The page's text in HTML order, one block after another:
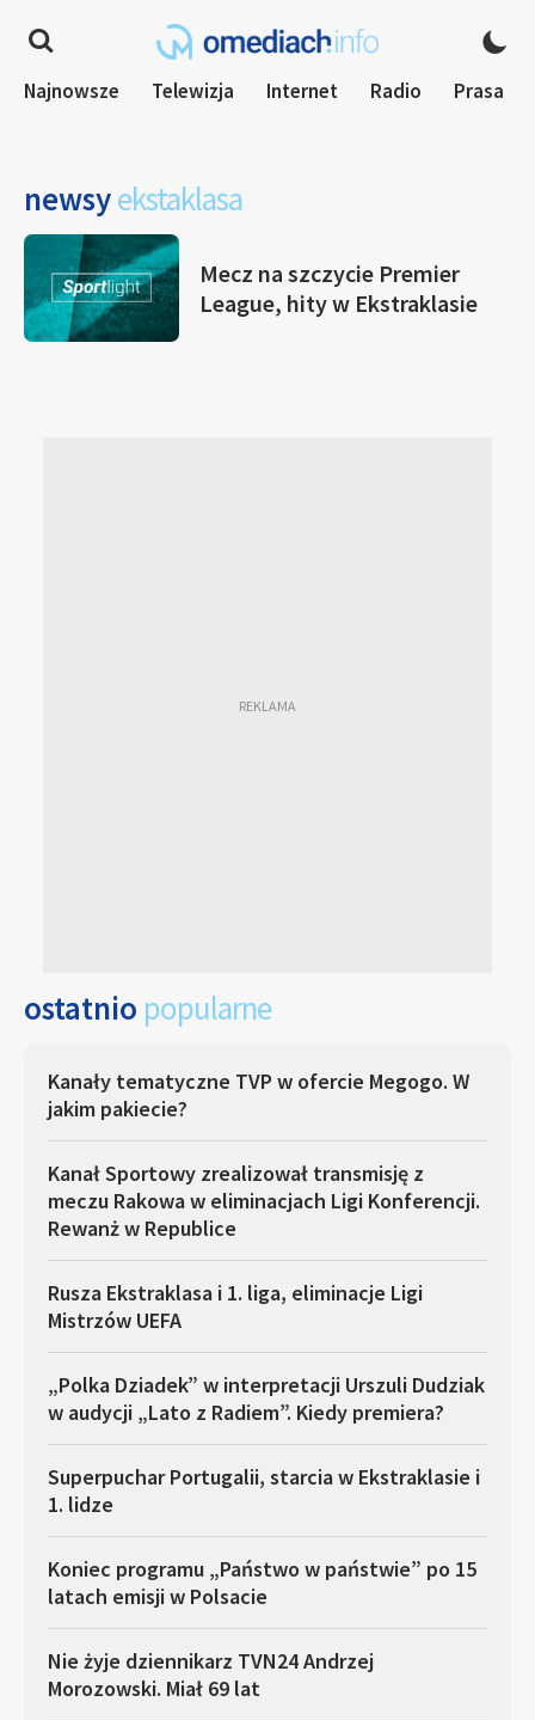
Najnowsze Telewizja Internet Radio Prasa
newsyekstaklasa
Mecz na szczycie Premier
League, hity w Ekstraklasie
ostatnio popularne
Kanały tematyczne TVP w ofercie Megogo. W
jakim pakiecie?
Kanał Sportowy zrealizował transmisję z
meczu Rakowa w eliminacjach Ligi Konferencji.
Rewanż w Republice
Rusza Ekstraklasa i 1. liga, eliminacje Ligi
Mistrzów UEFA
„Polka Dziadek” w interpretacji Urszuli Dudziak
w audycji „Lato z Radiem”. Kiedy premiera?
Superpuchar Portugalii, starcia w Ekstraklasie i
1. lidze
Koniec programu „Państwo w państwie” po 15
latach emisji w Polsacie
Nie żyje dziennikarz TVN24 Andrzej
Morozowski. Miał 69 lat